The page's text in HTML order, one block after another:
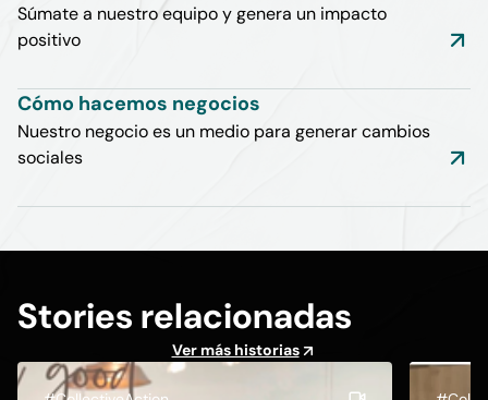
Súmate a nuestro equipo y genera un impacto
positivo
Cómo hacemos negocios
Nuestro negocio es un medio para generar cambios
sociales
Stories relacionadas
Ver más historias